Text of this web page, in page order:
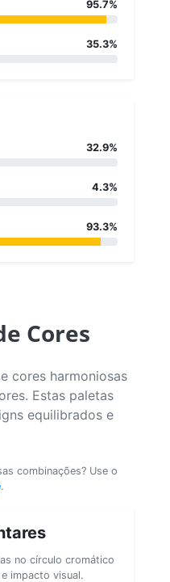
95.7%
35.3%
32.9%
4.3%
93.3%
Cores
cores harmoniosas
Estas paletas
equilibrados e
combinações? Use o
.
no círculo cromático
impacto visual.